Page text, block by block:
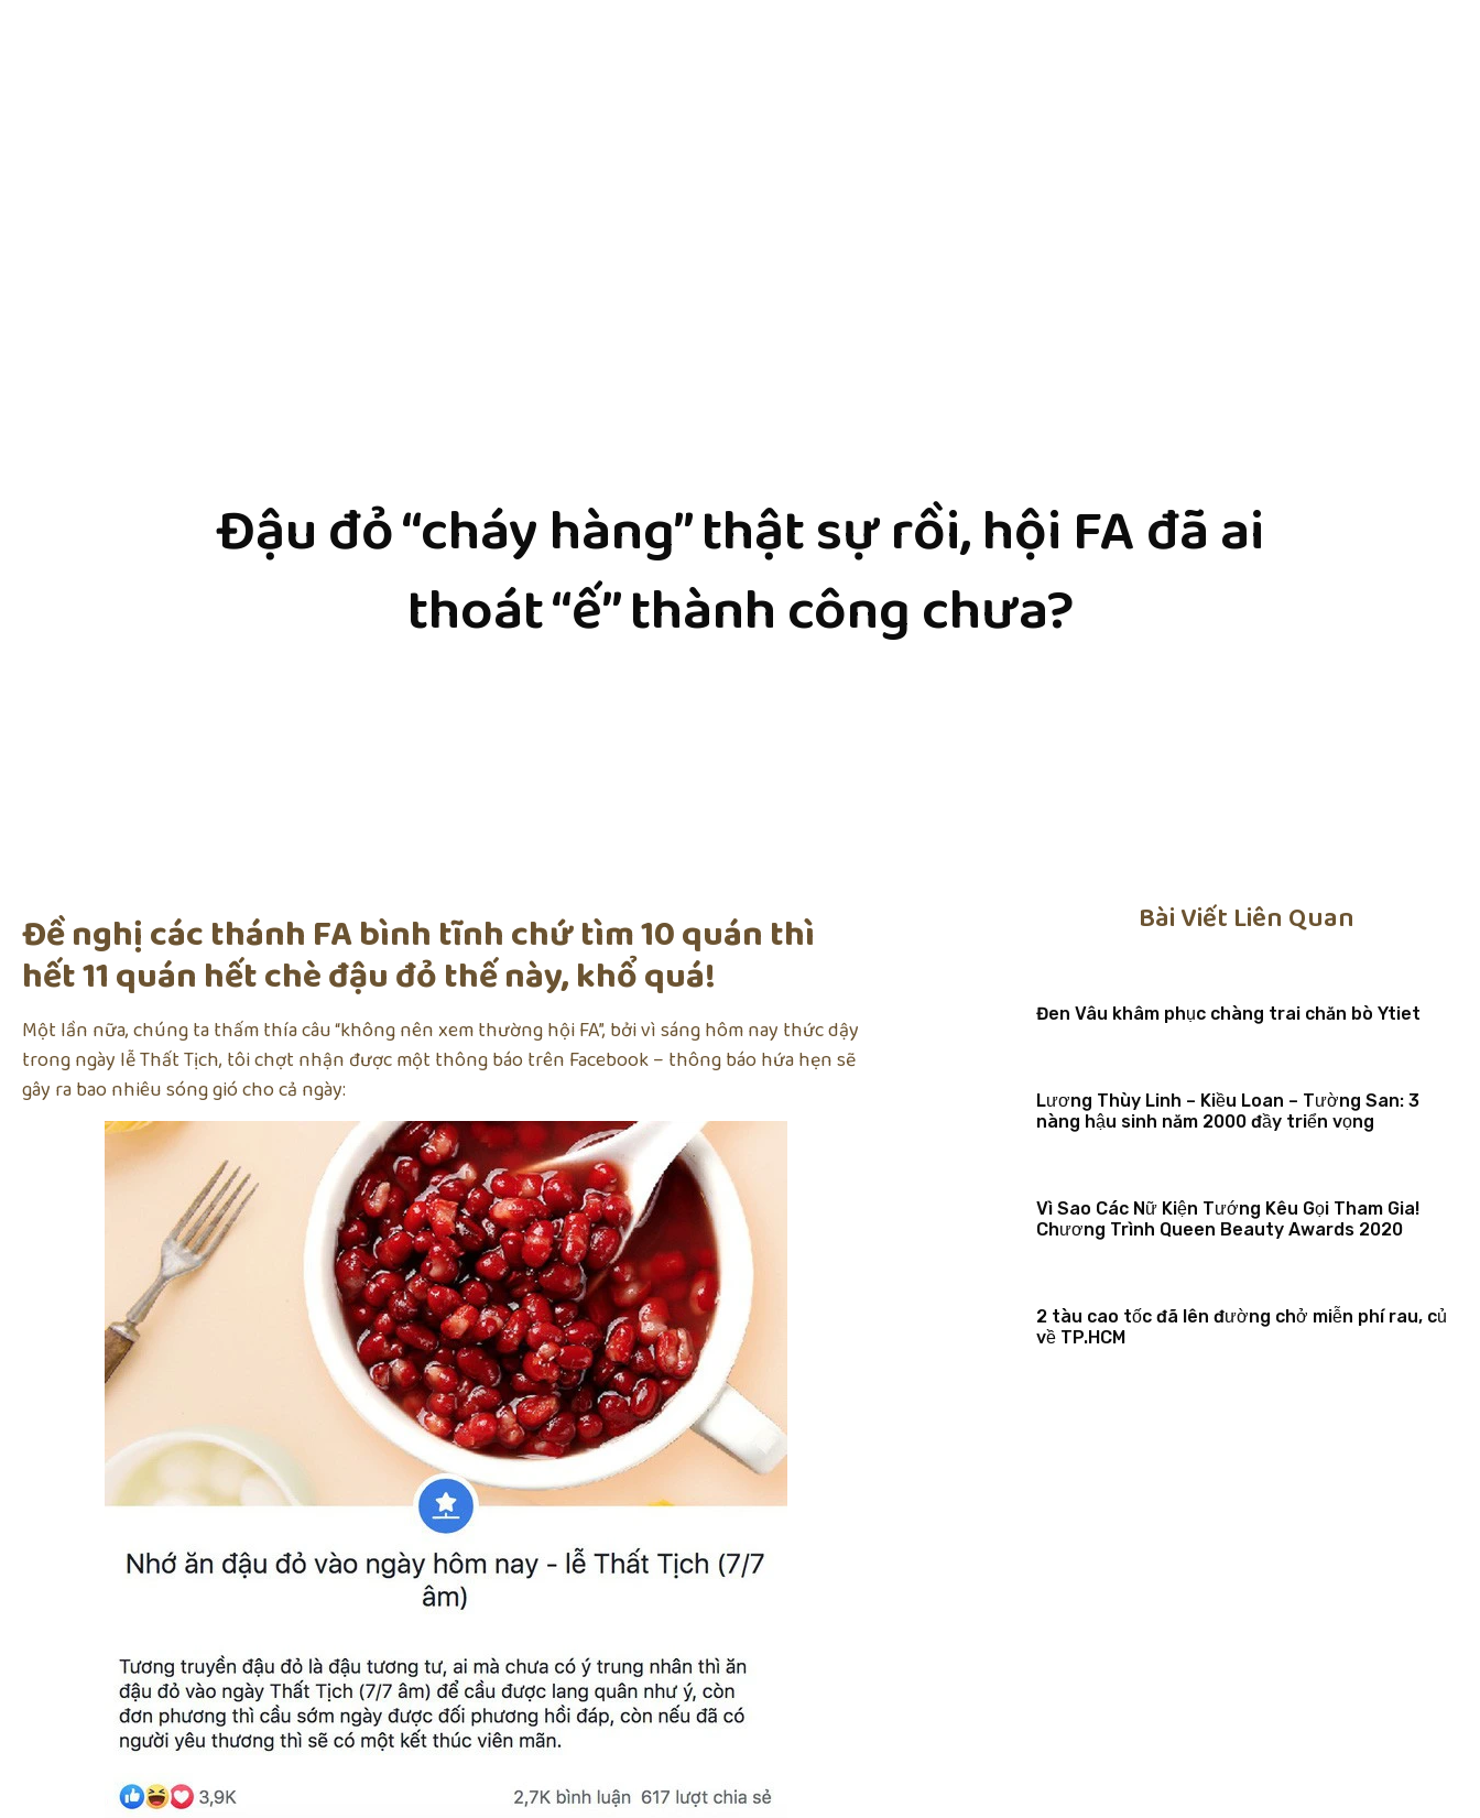
Đậu đỏ “cháy hàng” thật sự rồi, hội FA đã ai
thoát “ế” thành công chưa?
Đề nghị các thánh FA bình tĩnh chứ tìm 10 quán thì
hết 11 quán hết chè đậu đỏ thế này, khổ quá!
Một lần nữa, chúng ta thấm thía câu “không nên xem thường hội FA”, bởi vì sáng hôm nay thức dậy
trong ngày lễ Thất Tịch, tôi chợt nhận được một thông báo trên Facebook – thông báo hứa hẹn sẽ
gây ra bao nhiêu sóng gió cho cả ngày:
Bài Viết Liên Quan
Đen Vâu khâm phục chàng trai chăn bò Ytiet
Lương Thùy Linh – Kiều Loan – Tường San: 3
nàng hậu sinh năm 2000 đầy triển vọng
Vì Sao Các Nữ Kiện Tướng Kêu Gọi Tham Gia!
Chương Trình Queen Beauty Awards 2020
2 tàu cao tốc đã lên đường chở miễn phí rau, củ
về TP.HCM